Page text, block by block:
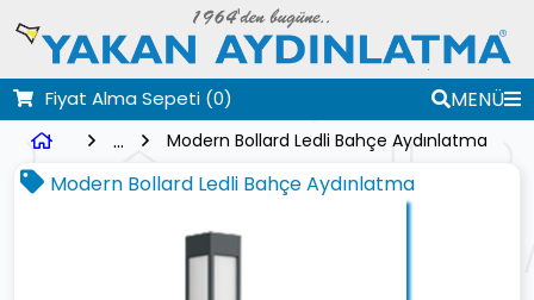
Fiyat Alma Sepeti (0)
MENÜ
...
Modern Bollard Ledli Bahçe Aydınlatma
Modern Bollard Ledli Bahçe Aydınlatma